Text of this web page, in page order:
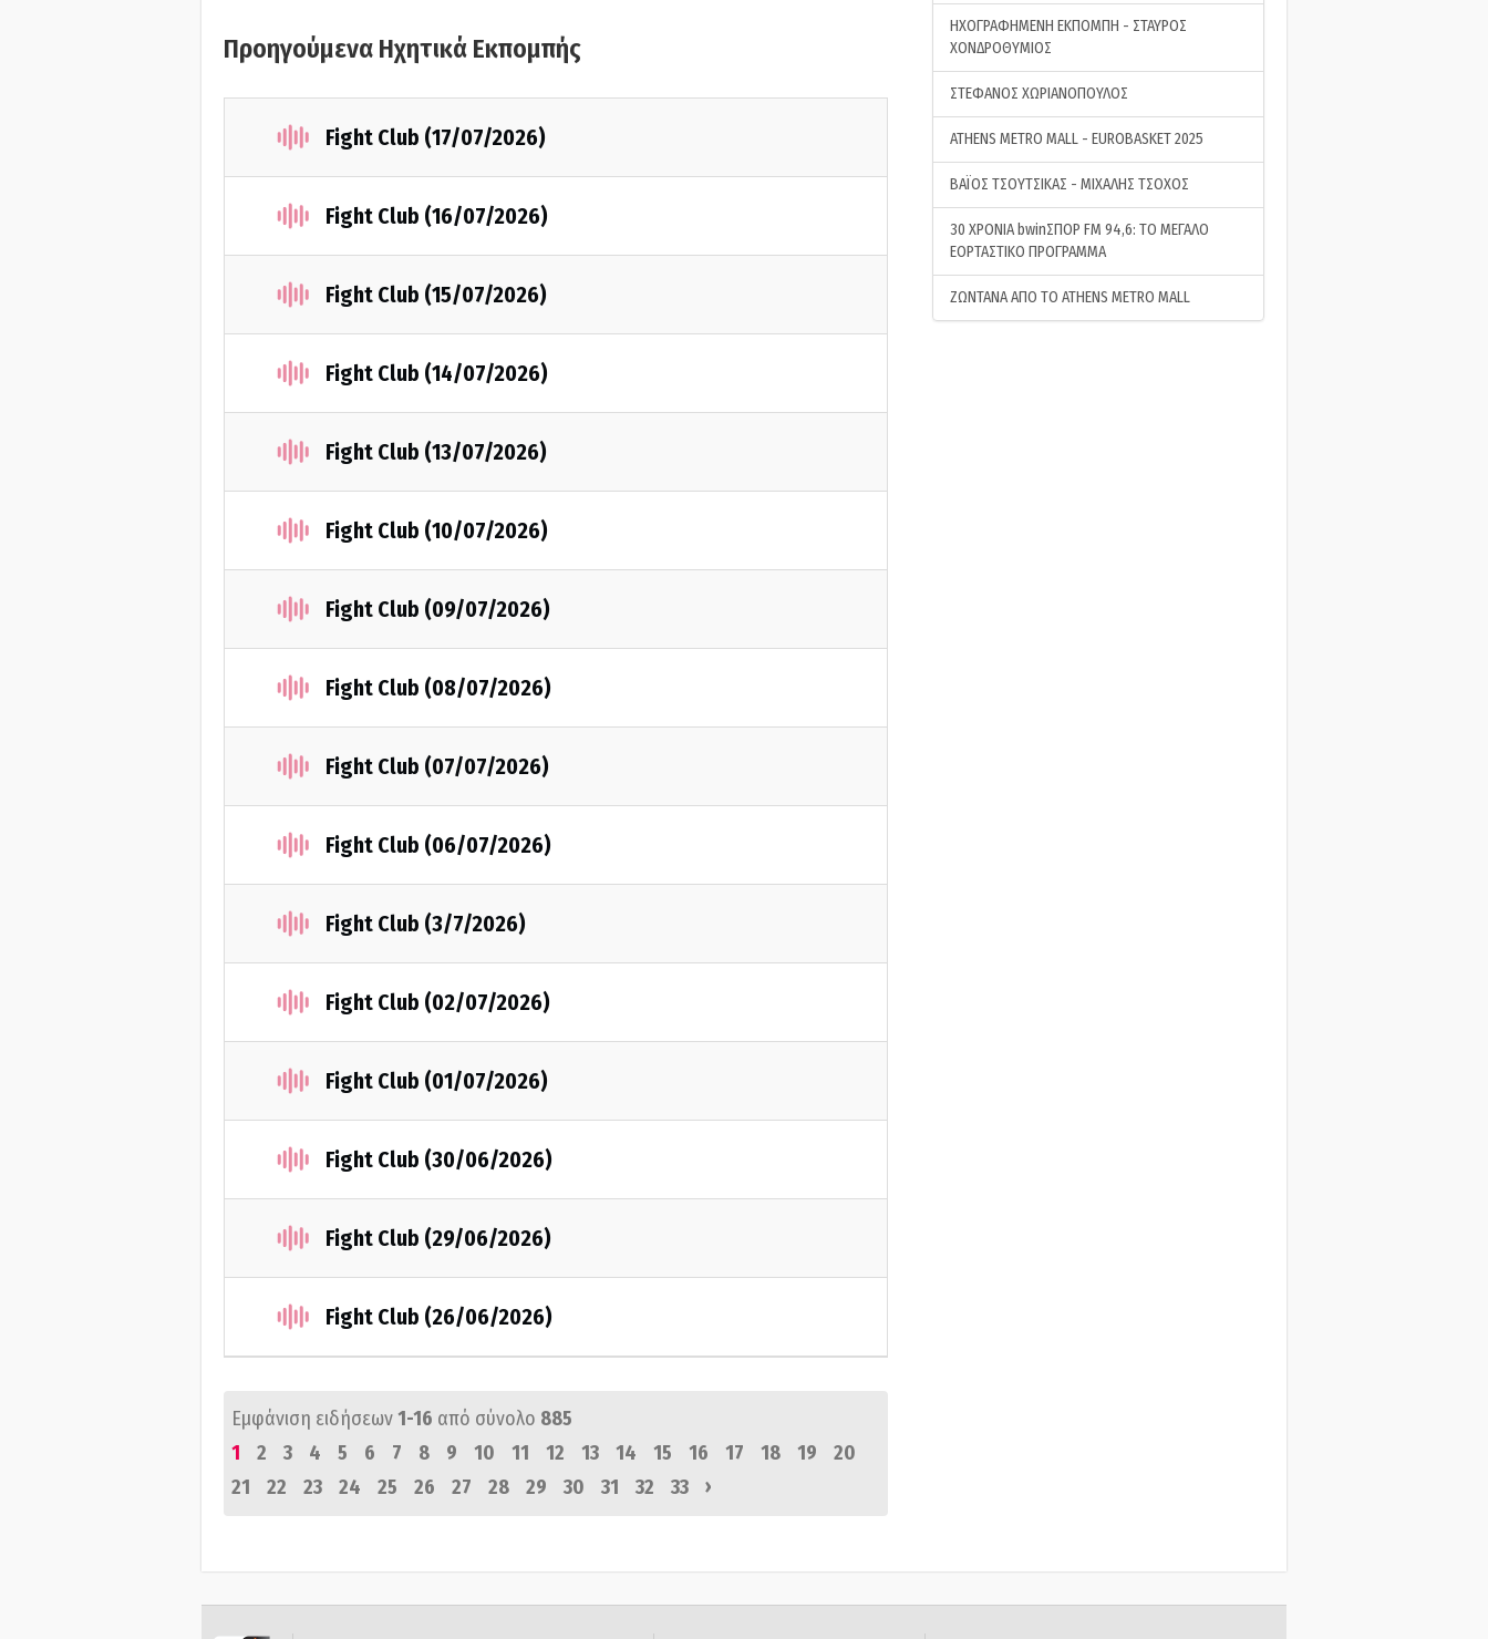
Προηγούμενα Ηχητικά Εκπομπής
Fight Club (17/07/2026)
Fight Club (16/07/2026)
Fight Club (15/07/2026)
Fight Club (14/07/2026)
Fight Club (13/07/2026)
Fight Club (10/07/2026)
Fight Club (09/07/2026)
Fight Club (08/07/2026)
Fight Club (07/07/2026)
Fight Club (06/07/2026)
Fight Club (3/7/2026)
Fight Club (02/07/2026)
Fight Club (01/07/2026)
Fight Club (30/06/2026)
Fight Club (29/06/2026)
Fight Club (26/06/2026)
Εμφάνιση ειδήσεων1-16 από σύνολο 885
1
2 3 4 5 6 7 8 9 10 11 12 13 14 15 16 17 18 19
20
21
22 23 24 25 26 27 28 29 30 31 32 33 ›
ΗΧΟΓΡΑΦΗΜΕΝΗ ΕΚΠΟΜΠΗ - ΣΤΑΥΡΟΣ
ΧΟΝΔΡΟΘΥΜΙΟΣ
ΣΤΕΦΑΝΟΣ ΧΩΡΙΑΝΟΠΟΥΛΟΣ
ATHENS METRO MALL - EUROBASKET 2025
ΒΑΪΟΣ ΤΣΟΥΤΣΙΚΑΣ - ΜΙΧΑΛΗΣ ΤΣΟΧΟΣ
30 ΧΡΟΝΙΑ bwinΣΠΟΡ FM 94,6: ΤΟ ΜΕΓΑΛΟ
ΕΟΡΤΑΣΤΙΚΟ ΠΡΟΓΡΑΜΜΑ
ΖΩΝΤΑΝΑ ΑΠΟ ΤΟ ATHENS METRO MALL